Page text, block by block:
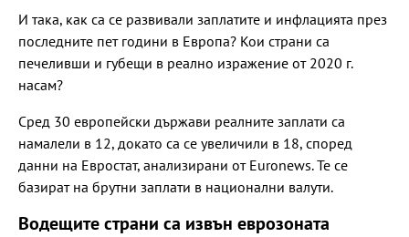
И така, как са се развивали заплатите и инфлацията през
последните пет години в Европа? Кои страни са
печеливши и губещи в реално изражение от 2020 г.
насам?
Сред 30 европейски държави реалните заплати са
намалели в 12, докато са се увеличили в 18, според
данни на Евростат, анализирани от Euronews. Те се
базират на брутни заплати в национални валути.
Водещите страни са извън еврозоната